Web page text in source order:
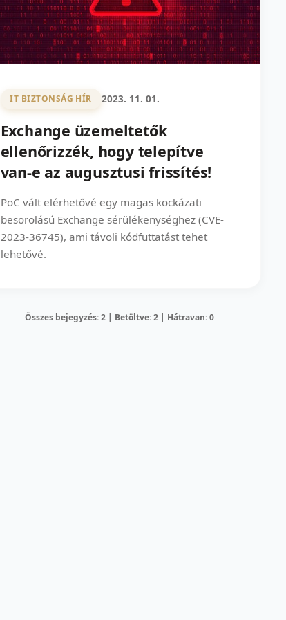
IT BIZTONSÁG HÍR 2023. 11. 01.
Exchange üzemeltetők
ellenőrizzék, hogy telepítve
van-e az augusztusi frissítés!
PoC vált elérhetővé egy magas kockázati
besorolású Exchange sérülékenységhez (CVE-
2023-36745), ami távoli kódfuttatást tehet
lehetővé.
Összes bejegyzés: 2 | Betöltve: 2 | Hátravan: 0